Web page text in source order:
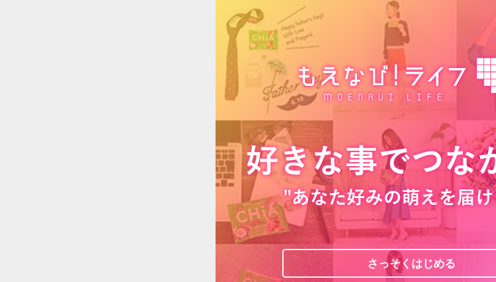
さっそくはじめる